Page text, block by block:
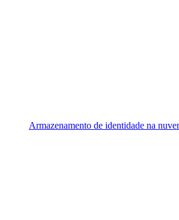
Armazenamento de identidade na